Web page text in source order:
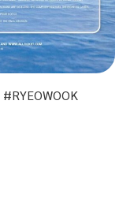
#RYEOWOOK